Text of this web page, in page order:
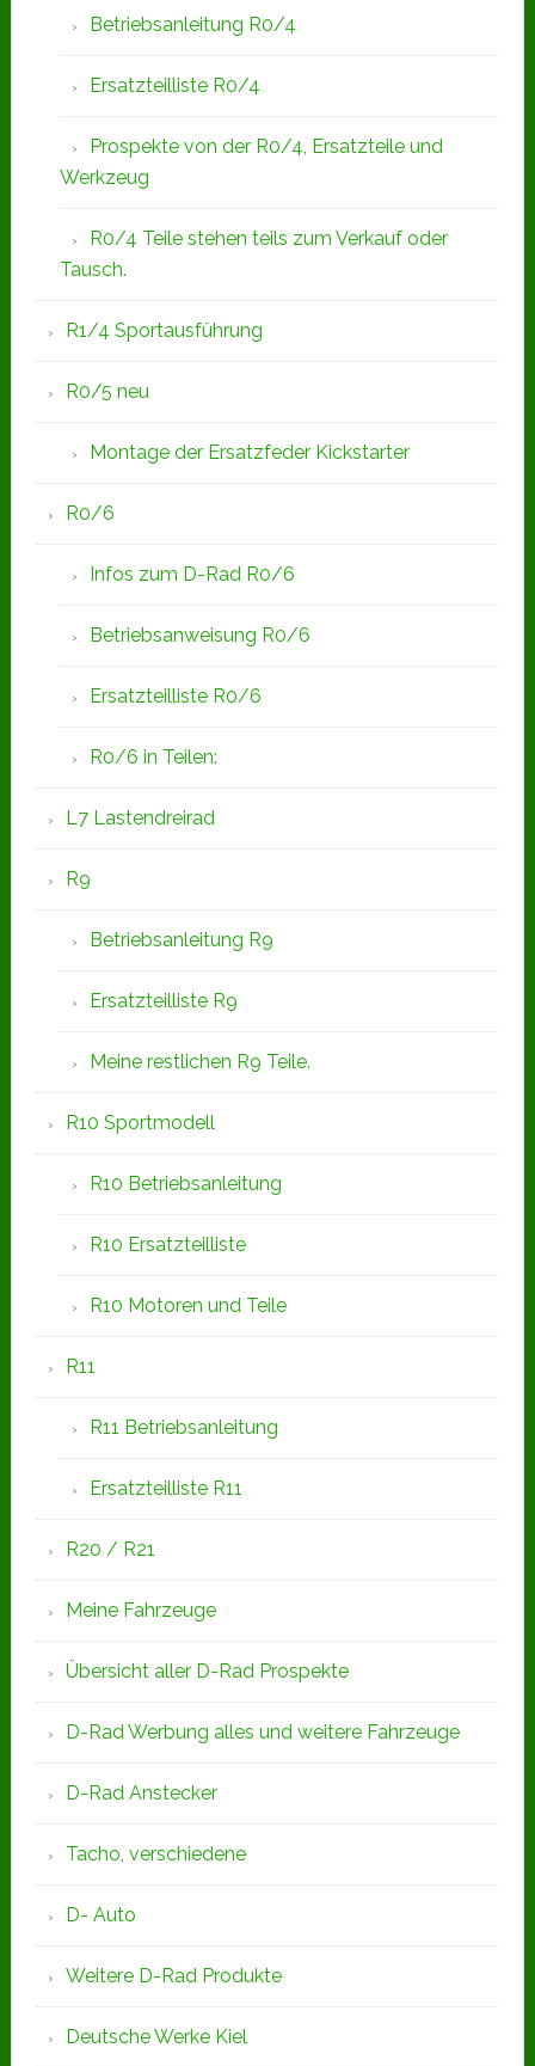
Betriebsanleitung R0/4
Ersatzteilliste R0/4
Prospekte von der R0/4, Ersatzteile und
Werkzeug
R0/4 Teile stehen teils zum Verkauf oder
Tausch.
R1/4 Sportausführung
R0/5 neu
Montage der Ersatzfeder Kickstarter
R0/6
Infos zum D-Rad R0/6
Betriebsanweisung R0/6
Ersatzteilliste R0/6
R0/6 in Teilen:
L7 Lastendreirad
R9
Betriebsanleitung R9
Ersatzteilliste R9
Meine restlichen R9 Teile.
R10 Sportmodell
R10 Betriebsanleitung
R10 Ersatzteilliste
R10 Motoren und Teile
R11
R11 Betriebsanleitung
Ersatzteilliste R11
R20 / R21
Meine Fahrzeuge
Übersicht aller D-Rad Prospekte
D-Rad Werbung alles und weitere Fahrzeuge
D-Rad Anstecker
Tacho, verschiedene
D- Auto
Weitere D-Rad Produkte
Deutsche Werke Kiel